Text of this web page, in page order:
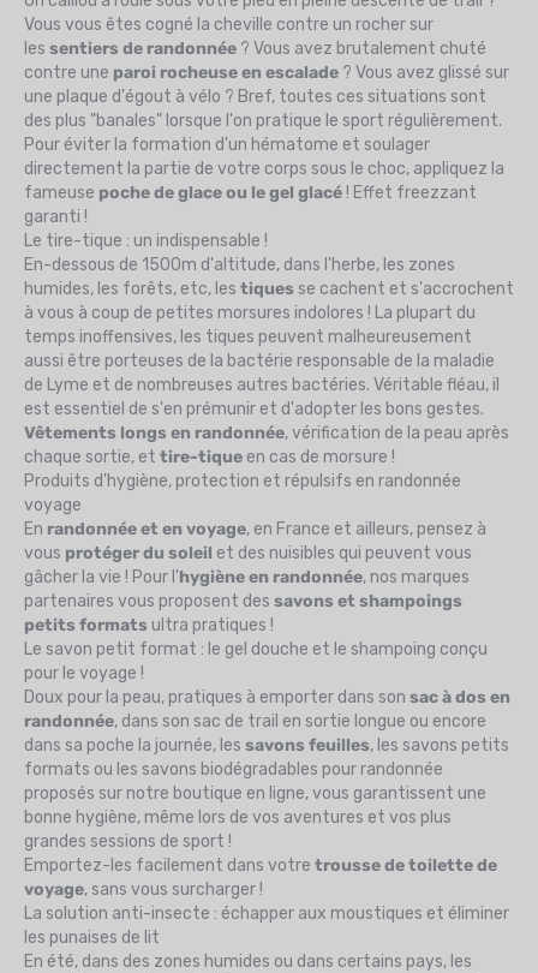
Vous vous êtes cogné la cheville contre un rocher sur
les sentiers de randonnée ? Vous avez brutalement chuté
contre une paroi rocheuse en escalade ? Vous avez glissé sur
une plaque d'égout à vélo ? Bref, toutes ces situations sont
des plus "banales" lorsque l'on pratique le sport régulièrement.
Pour éviter la formation d'un hématome et soulager
directement la partie de votre corps sous le choc, appliquez la
fameuse poche de glace ou le gel glacé ! Effet freezzant
garanti !
Le tire-tique : un indispensable !
En-dessous de 1500m d'altitude, dans l'herbe, les zones
humides, les forêts, etc, les tiques se cachent et s'accrochent
à vous à coup de petites morsures indolores ! La plupart du
temps inoffensives, les tiques peuvent malheureusement
aussi être porteuses de la bactérie responsable de la maladie
de Lyme et de nombreuses autres bactéries. Véritable fléau, il
est essentiel de s'en prémunir et d'adopter les bons gestes.
Vêtements longs en randonnée, vérification de la peau après
chaque sortie, et tire-tique en cas de morsure !
Produits d'hygiène, protection et répulsifs en randonnée
voyage
En randonnée et en voyage, en France et ailleurs, pensez à
vous protéger du soleil et des nuisibles qui peuvent vous
gâcher la vie ! Pour l'hygiène en randonnée, nos marques
partenaires vous proposent des savons et shampoings
petits formats ultra pratiques !
Le savon petit format : le gel douche et le shampoing conçu
pour le voyage !
Doux pour la peau, pratiques à emporter dans son sac à dos en
randonnée, dans son sac de trail en sortie longue ou encore
dans sa poche la journée, les savons feuilles, les savons petits
formats ou les savons biodégradables pour randonnée
proposés sur notre boutique en ligne, vous garantissent une
bonne hygiène, même lors de vos aventures et vos plus
grandes sessions de sport !
Emportez-les facilement dans votre trousse de toilette de
voyage, sans vous surcharger !
La solution anti-insecte : échapper aux moustiques et éliminer
les punaises de lit
En été, dans des zones humides ou dans certains pays, les